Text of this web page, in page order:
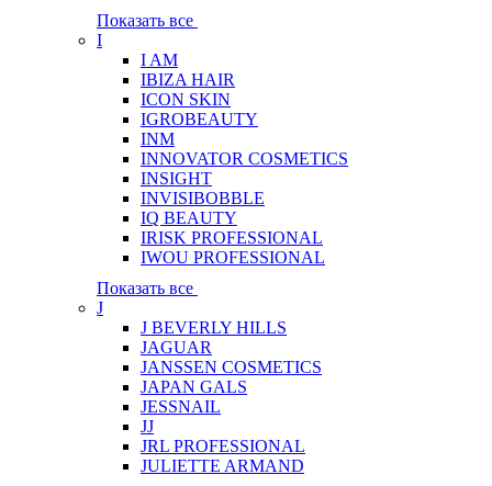
Показать все
I
I AM
IBIZA HAIR
ICON SKIN
IGROBEAUTY
INM
INNOVATOR COSMETICS
INSIGHT
INVISIBOBBLE
IQ BEAUTY
IRISK PROFESSIONAL
IWOU PROFESSIONAL
Показать все
J
J BEVERLY HILLS
JAGUAR
JANSSEN COSMETICS
JAPAN GALS
JESSNAIL
JJ
JRL PROFESSIONAL
JULIETTE ARMAND